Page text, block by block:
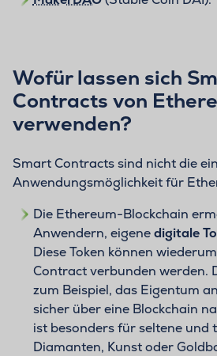
Wofür lassen sich
Contracts von
verwenden?
Smart Contracts sind nicht die
Anwendungsmöglichkeit für
Die Ethereum-Blockchain
Anwendern, eigenedigitale
Diese Token können
Contract verbunden werden.
zum Beispiel, das Eigentum
sicher über eine Blockchain
ist besonders für seltene und
Diamanten, Kunst oder